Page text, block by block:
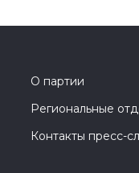
О партии
Региональные
Контакты пресс-